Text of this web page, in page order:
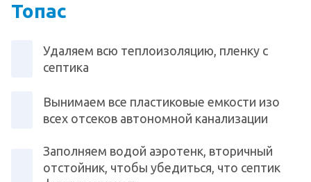
Топас
Удаляем всю теплоизоляцию, пленку с
септика
Вынимаем все пластиковые емкости изо
всех отсеков автономной канализации
Заполняем водой аэротенк, вторичный
отстойник, чтобы убедиться, что септик